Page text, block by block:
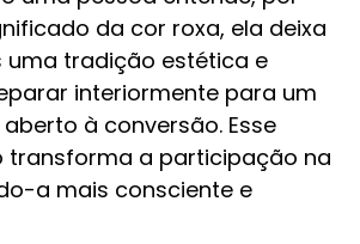
da cor roxa, ela deixa
uma tradição estética e
interiormente para um
à conversão. Esse
transforma a participação na
a mais consciente e